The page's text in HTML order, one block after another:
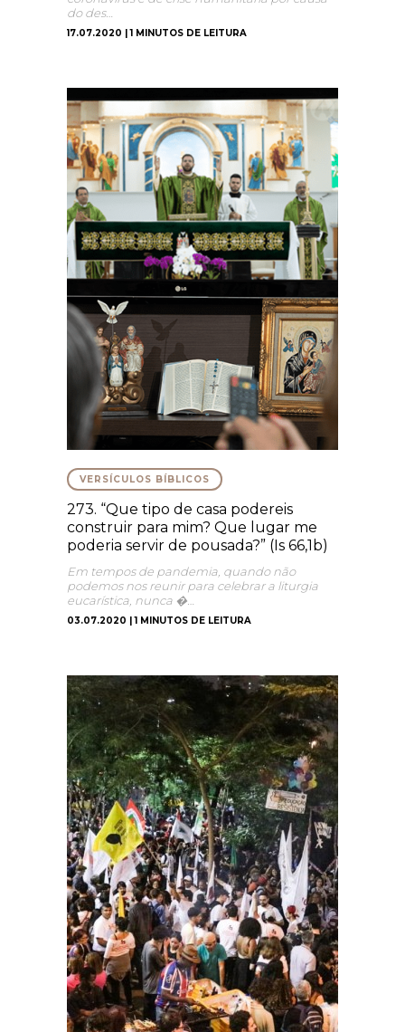
do des…
17.07.2020 | 1 MINUTOS DE LEITURA
VERSÍCULOS BÍBLICOS
273. “Que tipo de casa podereis
construir para mim? Que lugar me
poderia servir de pousada?” (Is 66,1b)
Em tempos de pandemia, quando não
podemos nos reunir para celebrar a liturgia
eucarística, nunca �…
03.07.2020 | 1 MINUTOS DE LEITURA